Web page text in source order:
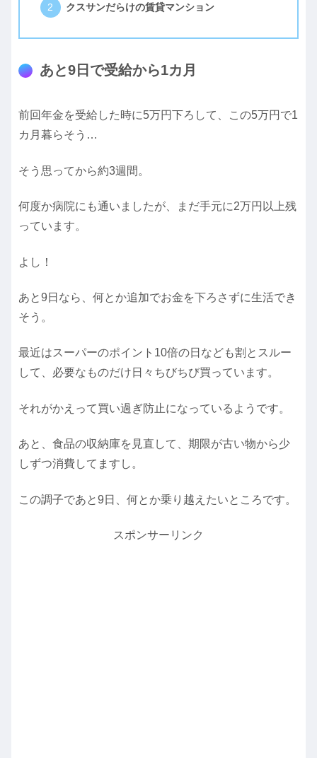
クスサンだらけの賃貸マンション
あと9日で受給から1カ月
前回年金を受給した時に5万円下ろして、この5万円で1
カ月暮らそう…
そう思ってから約3週間。
何度か病院にも通いましたが、まだ手元に2万円以上残
っています。
よし！
あと9日なら、何とか追加でお金を下ろさずに生活でき
そう。
最近はスーパーのポイント10倍の日なども割とスルー
して、必要なものだけ日々ちびちび買っています。
それがかえって買い過ぎ防止になっているようです。
あと、食品の収納庫を見直して、期限が古い物から少
しずつ消費してますし。
この調子であと9日、何とか乗り越えたいところです。
スポンサーリンク